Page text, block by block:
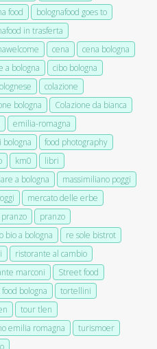
food
bolognafood goes to
in trasferta
cena
cena bologna
a bologna
cibo bologna
colazione
bologna
Colazione da bianca
emilia-romagna
food photography
km0
libri
a bologna
massimiliano poggi
mercato delle erbe
pranzo
pranzo
bio a bologna
re sole bistrot
ristorante al cambio
marconi
Street food
bologna
tortellini
tour tlen
emilia romagna
turismoer